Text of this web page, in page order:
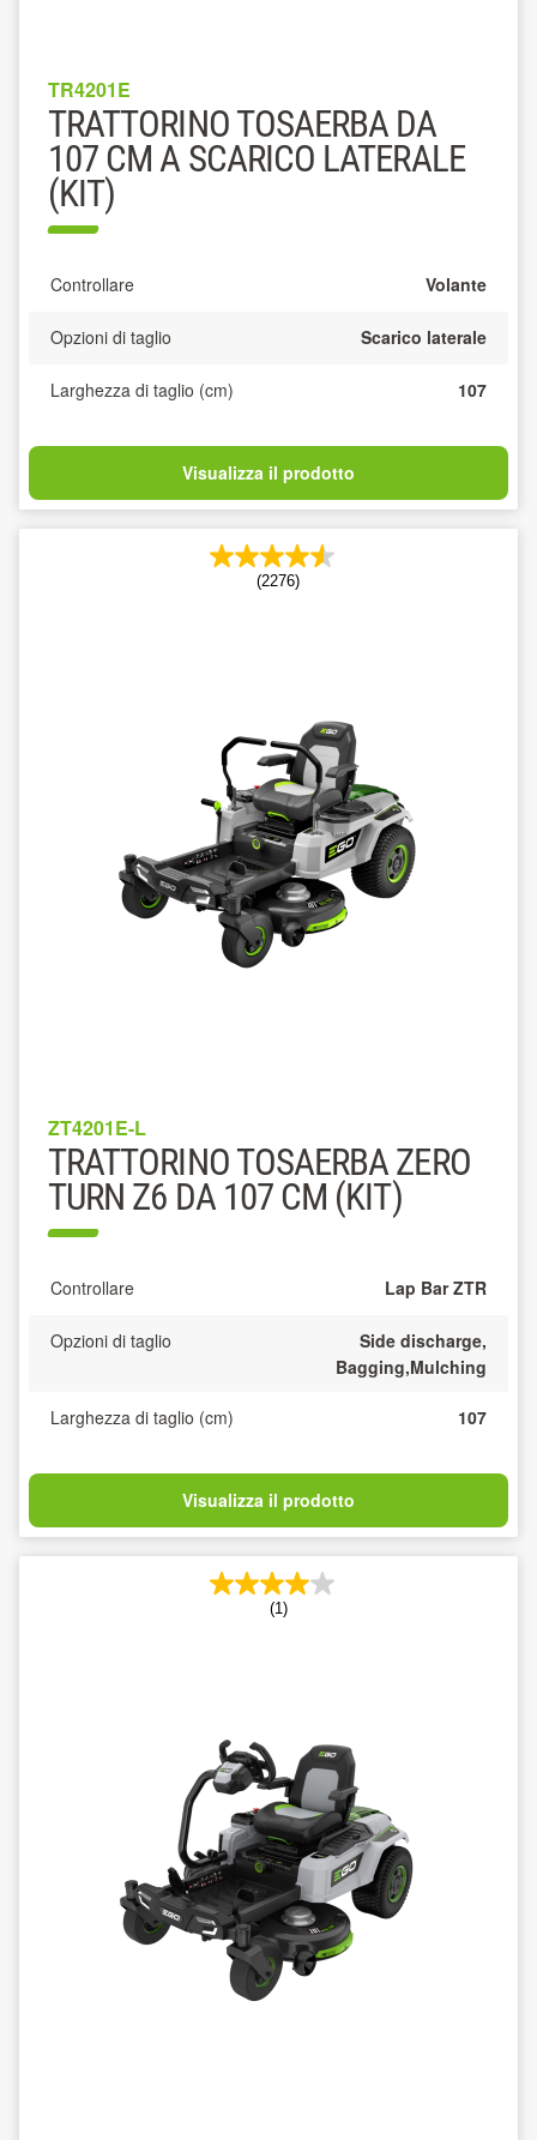
TR4201E
TRATTORINO TOSAERBA DA
107 CM A SCARICO LATERALE
(KIT)
Controllare Volante
Opzioni di taglio Scarico laterale
Larghezza di taglio (cm) 107
Visualizza il prodotto
(2276)
ZT4201E-L
TRATTORINO TOSAERBA ZERO
TURN Z6 DA 107 CM (KIT)
Controllare Lap Bar ZTR
Opzioni di taglio
Side discharge,
Bagging,Mulching
Larghezza di taglio (cm) 107
Visualizza il prodotto
(1)